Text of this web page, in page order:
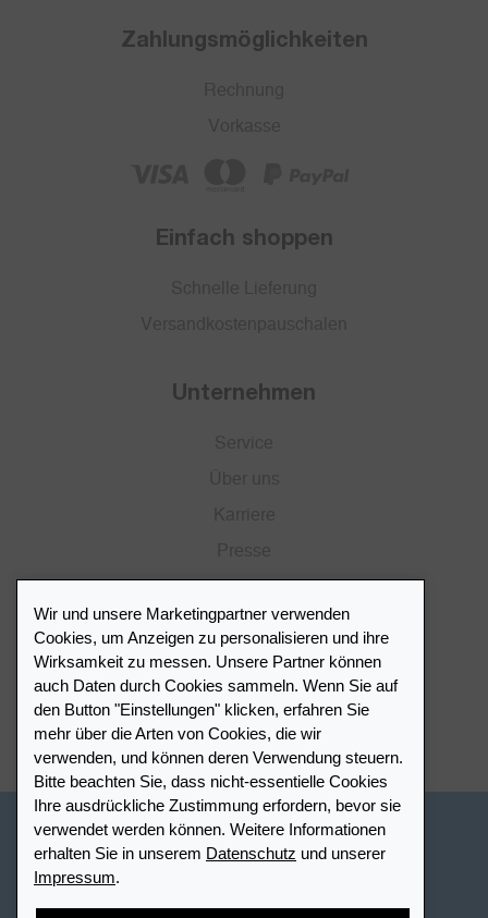
Zahlungsmöglichkeiten
Einfach shoppen
Unternehmen
Händlerportal
Händlerverzeichnis
Meinen Leuchtturm Händler finden
Wir und unsere Marketingpartner verwenden
Cookies, um Anzeigen zu personalisieren und ihre
Wirksamkeit zu messen. Unsere Partner können
auch Daten durch Cookies sammeln. Wenn Sie auf
den Button "Einstellungen" klicken, erfahren Sie
mehr über die Arten von Cookies, die wir
verwenden, und können deren Verwendung steuern.
Bitte beachten Sie, dass nicht-essentielle Cookies
Ihre ausdrückliche Zustimmung erfordern, bevor sie
verwendet werden können. Weitere Informationen
erhalten Sie in unserem Datenschutz und unserer
Impressum.
Schweiz - Deutsch
Cookie-Einstellungen